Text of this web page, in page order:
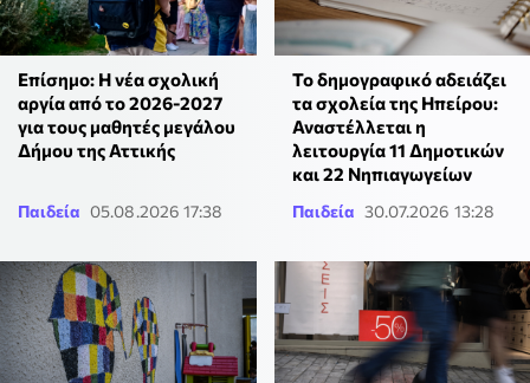
Επίσημο: Η νέα σχολική
αργία από το 2026-2027
για τους μαθητές μεγάλου
Δήμου της Αττικής
Παιδεία 05.08.2026 17:38
Το δημογραφικό αδειάζει
τα σχολεία της Ηπείρου:
Αναστέλλεται η
λειτουργία 11 Δημοτικών
και 22 Νηπιαγωγείων
Παιδεία 30.07.2026 13:28